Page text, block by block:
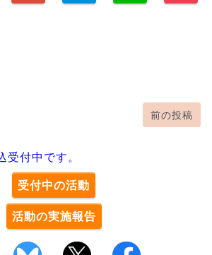
前の投稿
受付中です。
受付中の活動
活動の実施報告